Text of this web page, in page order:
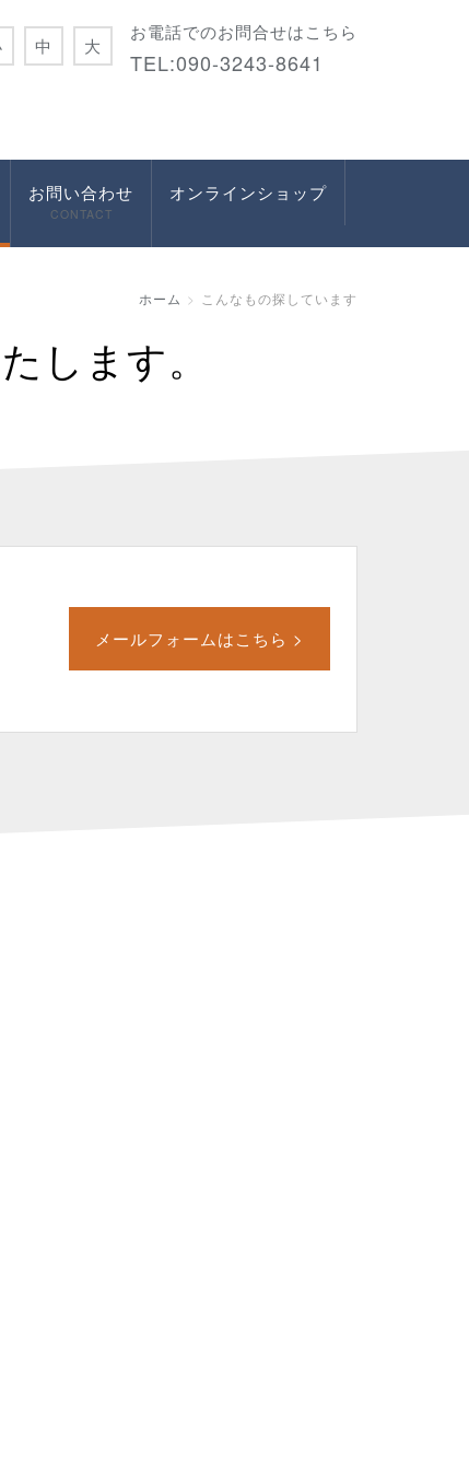
お電話でのお問合せはこちら
TEL:090-3243-8641
中 大
お問い合わせ
CONTACT
オンラインショップ
ホーム こんなもの探しています
します。
メールフォームはこちら >